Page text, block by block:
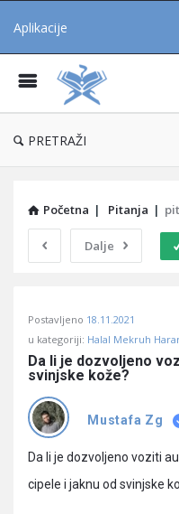
Aplikacije
PRETRAŽI
Početna | Pitanja |
Dalje
Učene
Latest
Pitanja
Postavljeno 18.11.2021
u kategoriji: Halal Mekruh
Da li je dozvoljeno
svinjske kože?
Mustafa Zg
Da li je dozvoljeno voziti
cipele i jaknu od svinjske